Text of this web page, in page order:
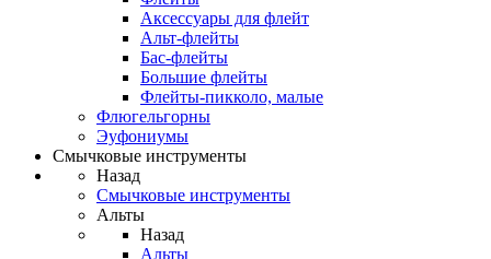
Аксессуары для флейт
Альт-флейты
Бас-флейты
Большие флейты
Флейты-пикколо, малые
Флюгельгорны
Эуфониумы
Смычковые инструменты
Назад
Смычковые инструменты
Альты
Назад
Альты